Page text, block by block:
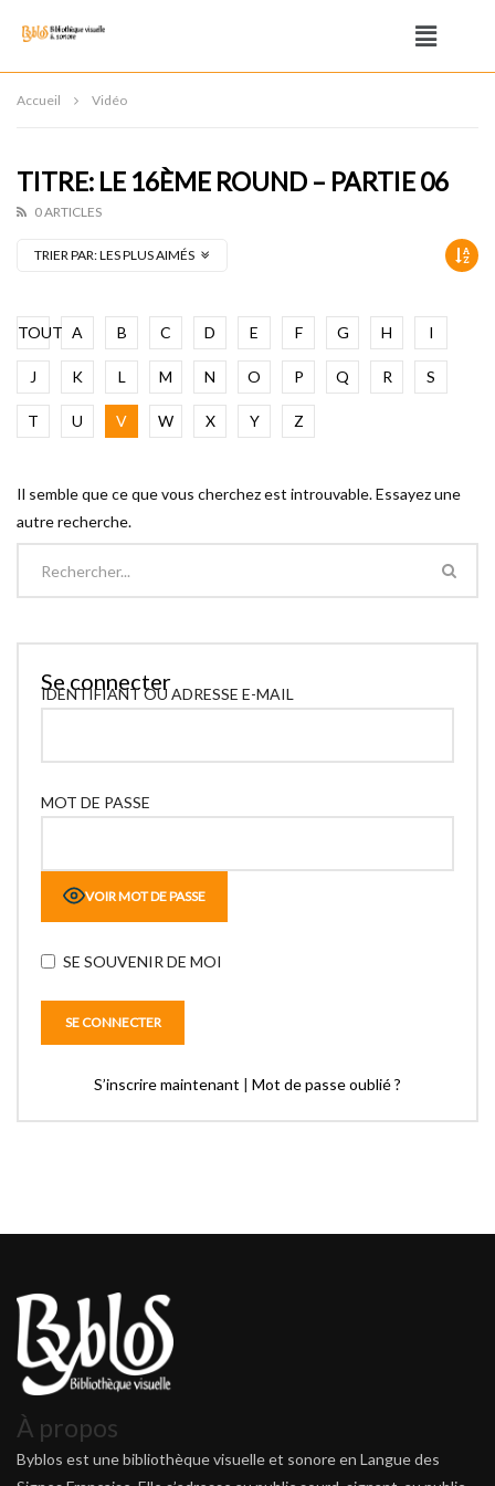
Accueil Vidéo
TITRE: LE 16ÈME ROUND – PARTIE 06
0 ARTICLES
TRIER PAR:LES PLUS AIMÉS
TOUT A B C D E F G H I
J K L M N O P Q R S
T U V W X Y Z
Il semble que ce que vous cherchez est introuvable. Essayez une
autre recherche.
Se connecter
IDENTIFIANT OU ADRESSE E-MAIL
MOT DE PASSE
VOIR MOT DE PASSE
SE SOUVENIR DE MOI
S’inscrire maintenant | Mot de passe oublié ?
À propos
Byblos est une bibliothèque visuelle et sonore en Langue des